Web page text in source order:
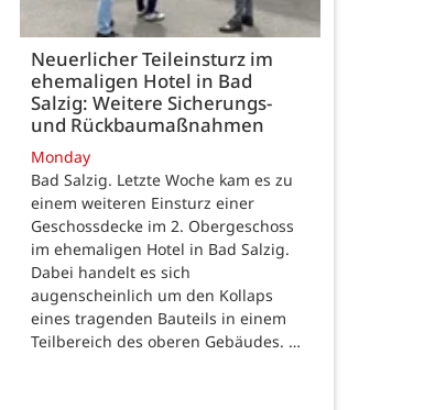
Neuerlicher Teileinsturz im
ehemaligen Hotel in Bad
Salzig: Weitere Sicherungs-
und Rückbaumaßnahmen
Monday
Bad Salzig. Letzte Woche kam es zu
einem weiteren Einsturz einer
Geschossdecke im 2. Obergeschoss
im ehemaligen Hotel in Bad Salzig.
Dabei handelt es sich
augenscheinlich um den Kollaps
eines tragenden Bauteils in einem
Teilbereich des oberen Gebäudes. …